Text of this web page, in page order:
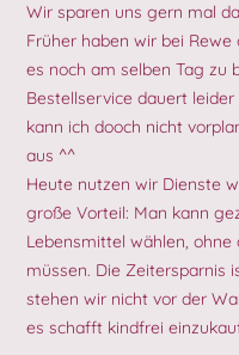
Wir sparen uns gern mal
Früher haben wir bei
es noch am selben Tag zu
Bestellservice dauert
kann ich dooch nicht
aus ^^
Heute nutzen wir Dienste
große Vorteil: Man kann
Lebensmittel wählen,
müssen. Die Zeitersparnis
stehen wir nicht vor der
es schafft kindfrei